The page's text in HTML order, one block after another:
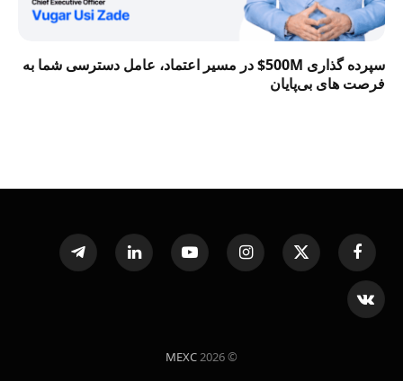
سپرده گذاری 500M$ در مسیر اعتماد، عامل دسترسی شما به
فرصت‌ های بی‌پایان
Facebook
X
(Twitter)
Instagram
YouTube
LinkedIn
Telegram
VKontakte
© 2026
MEXC